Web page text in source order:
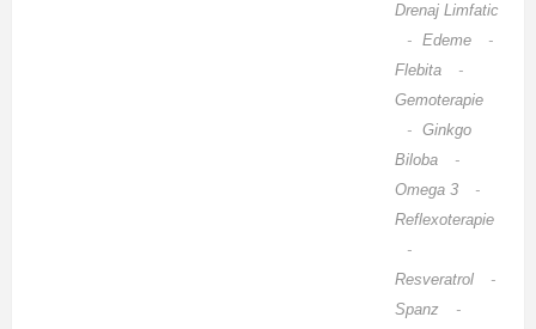
Dismenoreea
are ca
simptom
principal
durerea
localizata in
zona
inferioara a
ab ...
Drenaj Limfatic
- Edeme
-
Flebita
-
Gemoterapie
- Ginkgo
Biloba
-
Omega 3
-
Reflexoterapie
-
Resveratrol
-
Spanz
-